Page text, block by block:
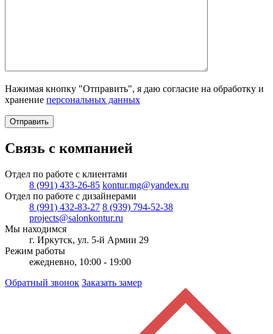
Нажимая кнопку "Отправить", я даю согласие на обработку и
хранение персональных данных
Отправить
Связь с компанией
Отдел по работе с клиентами
8 (991) 433-26-85 kontur.mg@yandex.ru
Отдел по работе с дизайнерами
8 (991) 432-83-27 8 (939) 794-52-38
projects@salonkontur.ru
Мы находимся
г. Иркутск, ул. 5-й Армии 29
Режим работы
ежедневно, 10:00 - 19:00
Обратный звонок Заказать замер